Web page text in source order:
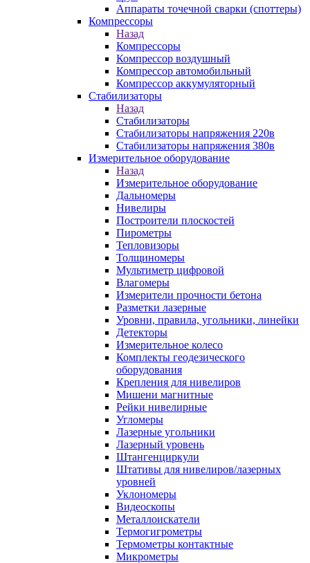
Аппараты точечной сварки (споттеры)
Компрессоры
Назад
Компрессоры
Компрессор воздушный
Компрессор автомобильный
Компрессор аккумуляторный
Стабилизаторы
Назад
Стабилизаторы
Стабилизаторы напряжения 220в
Стабилизаторы напряжения 380в
Измерительное оборудование
Назад
Измерительное оборудование
Дальномеры
Нивелиры
Построители плоскостей
Пирометры
Тепловизоры
Толщиномеры
Мультиметр цифровой
Влагомеры
Измерители прочности бетона
Разметки лазерные
Уровни, правила, угольники, линейки
Детекторы
Измерительное колесо
Комплекты геодезического
оборудования
Крепления для нивелиров
Мишени магнитные
Рейки нивелирные
Угломеры
Лазерные угольники
Лазерный уровень
Штангенциркули
Штативы для нивелиров/лазерных
уровней
Уклономеры
Видеоскопы
Металлоискатели
Термогигрометры
Термометры контактные
Микрометры